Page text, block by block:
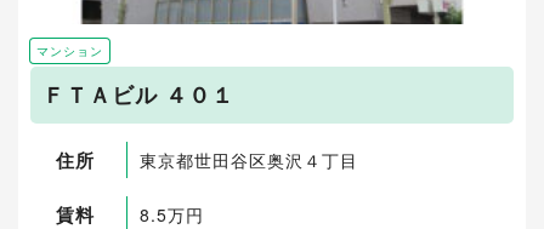
マンション
ＦＴＡビル ４０１
住所 東京都世田谷区奥沢４丁目
賃料 8.5万円